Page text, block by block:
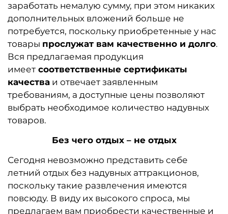
заработать немалую сумму, при этом никаких
дополнительных вложений больше не
потребуется, поскольку приобретенные у нас
товары прослужат вам качественно и долго.
Вся предлагаемая продукция
имеет соответственные сертификаты
качества и отвечает заявленным
требованиям, а доступные цены позволяют
выбрать необходимое количество надувных
товаров.
Без чего отдых – не отдых
Сегодня невозможно представить себе
летний отдых без надувных аттракционов,
поскольку такие развлечения имеются
повсюду. В виду их высокого спроса, мы
предлагаем вам приобрести качественные и